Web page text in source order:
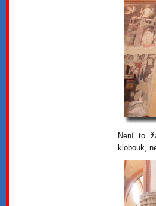
Není to
klobouk,